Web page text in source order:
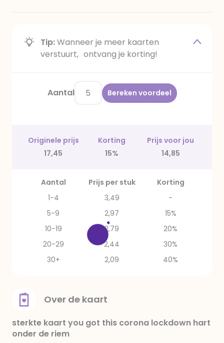
Tip:Wanneer je meer kaarten
verstuurt, ontvang je korting!
Aantal Bereken voordeel
Originele prijs Korting
Prijs voor jou
17,45
15% 14,85
Aantal Prijs per stuk
Korting
1-4
3,49
-
5-9
2,97
15%
10-19
2,79
20%
20-29
2,44
30%
30+
2,09 40%
Over de kaart
sterkte kaart you got this corona lockdown hart
onder de riem